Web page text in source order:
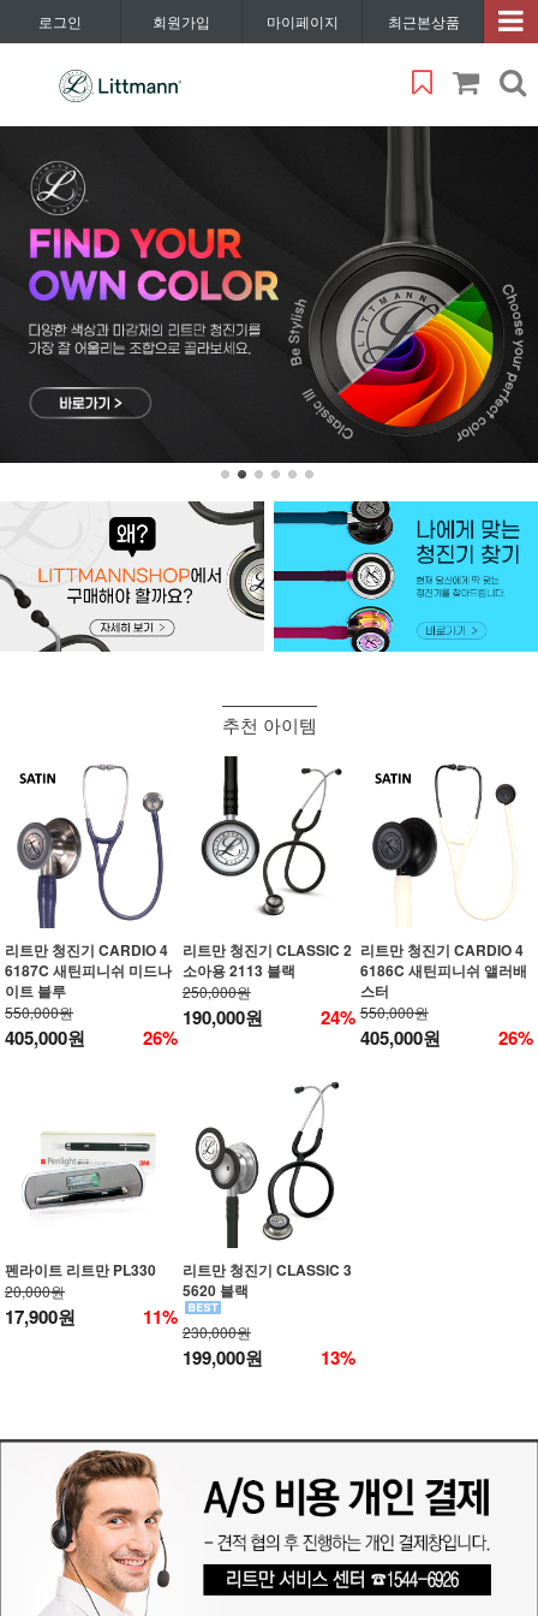
로그인 회원가입 마이페이지 최근본상품
추천 아이템
리트만 청진기 CARDIO 4
6187C 새틴피니쉬 미드나
이트 블루
550,000원
405,000원 26%
리트만 청진기 CLASSIC 2
소아용 2113 블랙
250,000원
190,000원 24%
리트만 청진기 CARDIO 4
6186C 새틴피니쉬 앨러배
스터
550,000원
405,000원 26%
펜라이트 리트만 PL330
20,000원
17,900원 11%
리트만 청진기 CLASSIC 3
5620 블랙
230,000원
199,000원 13%